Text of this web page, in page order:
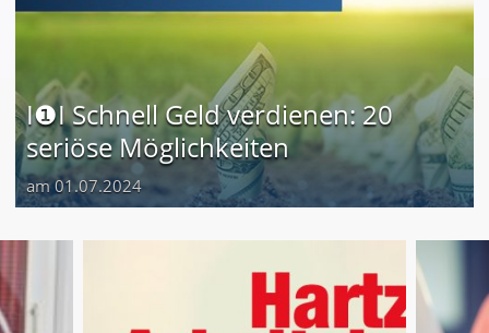
I❶I Schnell Geld verdienen: 20
seriöse Möglichkeiten
am 01.07.2024